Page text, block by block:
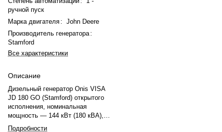
ручной пуск
Марка двигателя : John Deere
Производитель генератора :
Stamford
Все характеристики
Описание
Дизельный генератор Onis VISA
JD 180 GO (Stamford) открытого
исполнения, номинальная
мощность — 144 кВт (180 кВА),
максимальная — 155 кВт (216
Подробности